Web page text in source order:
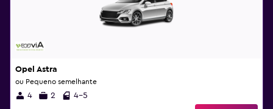
Opel Astra
ou Pequeno semelhante
4 2 4-5